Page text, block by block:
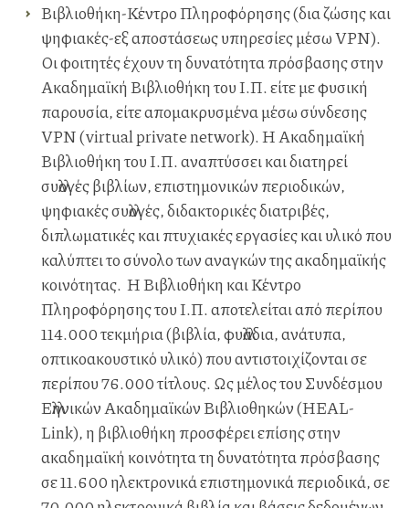
Βιβλιοθήκη-Κέντρο Πληροφόρησης (δια ζώσης και
ψηφιακές-εξ αποστάσεως υπηρεσίες μέσω VPN).
Οι φοιτητές έχουν τη δυνατότητα πρόσβασης στην
Ακαδημαϊκή Βιβλιοθήκη του Ι.Π. είτε με φυσική
παρουσία, είτε απομακρυσμένα μέσω σύνδεσης
VPN (virtual private network). Η Ακαδημαϊκή
Βιβλιοθήκη του Ι.Π. αναπτύσσει και διατηρεί
συλλογές βιβλίων, επιστημονικών περιοδικών,
ψηφιακές συλλογές, διδακτορικές διατριβές,
διπλωματικές και πτυχιακές εργασίες και υλικό που
καλύπτει το σύνολο των αναγκών της ακαδημαϊκής
κοινότητας. Η Βιβλιοθήκη και Κέντρο
Πληροφόρησης του Ι.Π. αποτελείται από περίπου
114.000 τεκμήρια (βιβλία, φυλλάδια, ανάτυπα,
οπτικοακουστικό υλικό) που αντιστοιχίζονται σε
περίπου 76.000 τίτλους. Ως μέλος του Συνδέσμου
Ελληνικών Ακαδημαϊκών Βιβλιοθηκών (HEAL-
Link), η βιβλιοθήκη προσφέρει επίσης στην
ακαδημαϊκή κοινότητα τη δυνατότητα πρόσβασης
σε 11.600 ηλεκτρονικά επιστημονικά περιοδικά, σε